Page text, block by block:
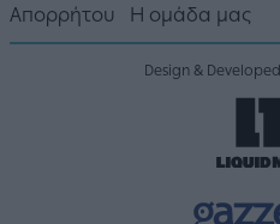
Απορρήτου
Η ομάδα μας
Design &